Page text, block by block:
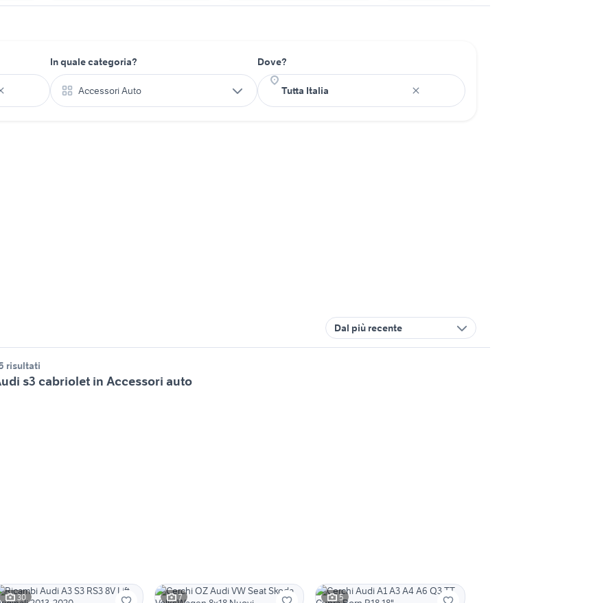
In quale categoria?
Accessori Auto
Dove?
Dal più recente
risultati
s3 cabriolet in Accessori auto
30 7 5